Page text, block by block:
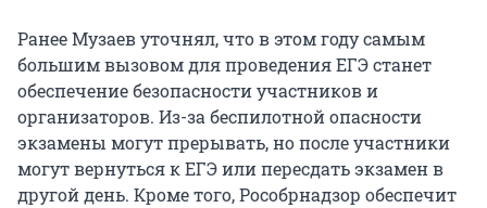
Ранее Музаев уточнял, что в этом году самым
большим вызовом для проведения ЕГЭ станет
обеспечение безопасности участников и
организаторов. Из-за беспилотной опасности
экзамены могут прерывать, но после участники
могут вернуться к ЕГЭ или пересдать экзамен в
другой день. Кроме того, Рособрнадзор обеспечит